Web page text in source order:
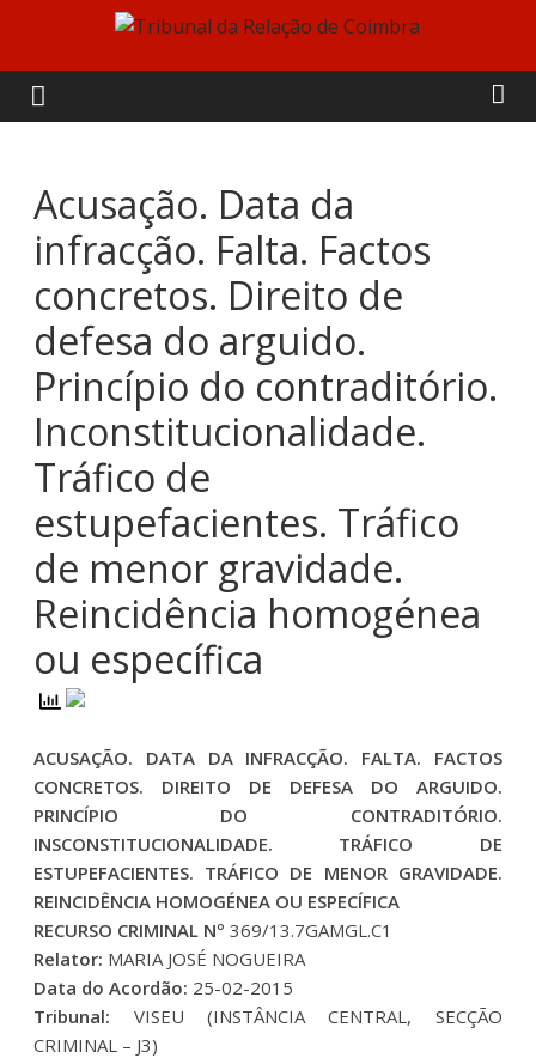
content
Tribunal
da
Relação
de
Coimbra
Acusação. Data da
infracção. Falta. Factos
concretos. Direito de
defesa do arguido.
Princípio do contraditório.
Inconstitucionalidade.
Tráfico de
estupefacientes. Tráfico
de menor gravidade.
Reincidência homogénea
ou específica
ACUSAÇÃO. DATA DA INFRACÇÃO. FALTA. FACTOS
CONCRETOS. DIREITO DE DEFESA DO ARGUIDO.
PRINCÍPIO DO CONTRADITÓRIO.
INSCONSTITUCIONALIDADE. TRÁFICO DE
ESTUPEFACIENTES. TRÁFICO DE MENOR GRAVIDADE.
REINCIDÊNCIA HOMOGÉNEA OU ESPECÍFICA
RECURSO CRIMINAL Nº369/13.7GAMGL.C1
Relator: MARIA JOSÉ NOGUEIRA
Data do Acordão: 25-02-2015
Tribunal: VISEU (INSTÂNCIA CENTRAL, SECÇÃO
CRIMINAL – J3)